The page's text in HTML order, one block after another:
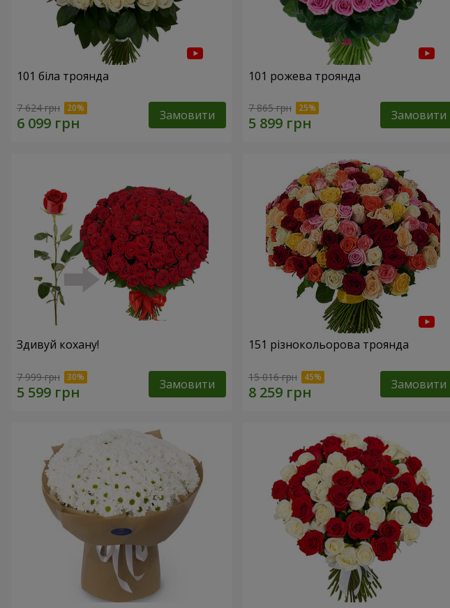
101 біла троянда
7 624 грн Замовити
101 рожева троянда
7 865 грн Замовити
Здивуй кохану!
7 999 грн Замовити
151 різнокольорова троянда
15 016 грн Замовити